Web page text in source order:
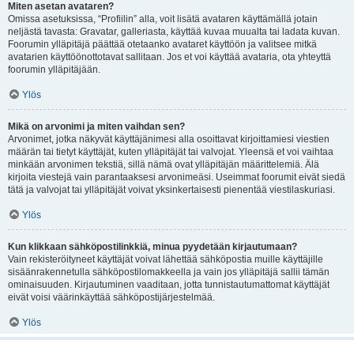
Miten asetan avataren?
Omissa asetuksissa, “Profiilin” alla, voit lisätä avataren käyttämällä jotain
neljästä tavasta: Gravatar, galleriasta, käyttää kuvaa muualta tai ladata kuvan.
Foorumin ylläpitäjä päättää otetaanko avataret käyttöön ja valitsee mitkä
avatarien käyttöönottotavat sallitaan. Jos et voi käyttää avataria, ota yhteyttä
foorumin ylläpitäjään.
Ylös
Mikä on arvonimi ja miten vaihdan sen?
Arvonimet, jotka näkyvät käyttäjänimesi alla osoittavat kirjoittamiesi viestien
määrän tai tietyt käyttäjät, kuten ylläpitäjät tai valvojat. Yleensä et voi vaihtaa
minkään arvonimen tekstiä, sillä nämä ovat ylläpitäjän määrittelemiä. Älä
kirjoita viestejä vain parantaaksesi arvonimeäsi. Useimmat foorumit eivät siedä
tätä ja valvojat tai ylläpitäjät voivat yksinkertaisesti pienentää viestilaskuriasi.
Ylös
Kun klikkaan sähköpostilinkkiä, minua pyydetään kirjautumaan?
Vain rekisteröityneet käyttäjät voivat lähettää sähköpostia muille käyttäjille
sisäänrakennetulla sähköpostilomakkeella ja vain jos ylläpitäjä sallii tämän
ominaisuuden. Kirjautuminen vaaditaan, jotta tunnistautumattomat käyttäjät
eivät voisi väärinkäyttää sähköpostijärjestelmää.
Ylös